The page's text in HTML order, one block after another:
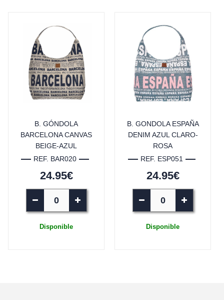
B. GÓNDOLA
BARCELONA CANVAS
BEIGE-AZUL
REF. BAR020
24.95€
Disponible
B. GONDOLA ESPAÑA
DENIM AZUL CLARO-
ROSA
REF. ESP051
24.95€
Disponible